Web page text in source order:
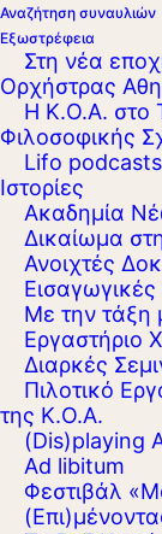
Αναζήτηση συναυλιών
Εξωστρέφεια
Στη νέα
Ορχήστρας
Η Κ.Ο.Α. στο
Φιλοσοφικής
Lifo
Ιστορίες
Ακαδημία
Δικαίωμα
Ανοιχτές
Εισαγωγικές
Με την τάξη
Εργαστήριo
Διαρκές
Πιλοτικό
της Κ.Ο.Α.
(Dis)playing
Ad libitum
Φεστιβάλ
Η Κρατική
Τρίκαλα